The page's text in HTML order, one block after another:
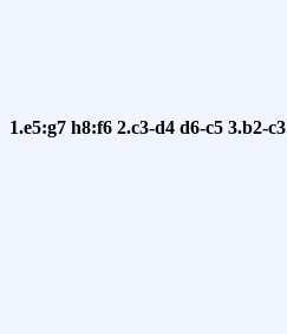
1.e5:g7 h8:f6 2.c3-d4 d6-c5 3.b2-c3